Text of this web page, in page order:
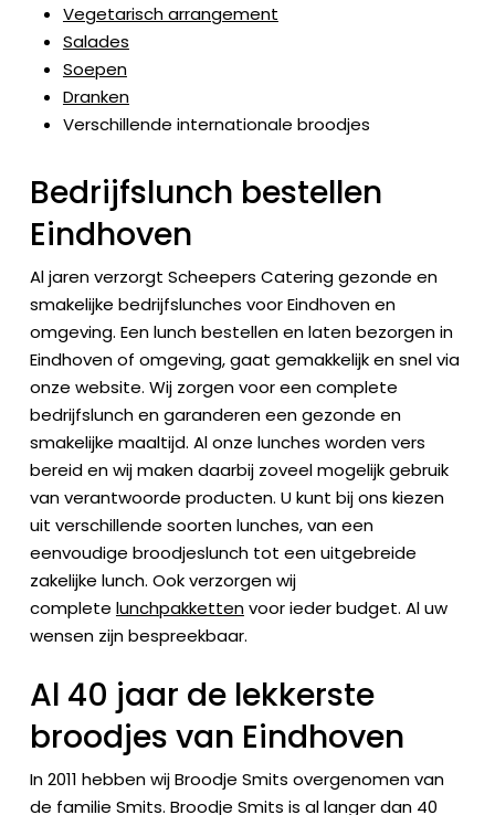
Vegetarisch arrangement
Salades
Soepen
Dranken
Verschillende internationale broodjes
Bedrijfslunch bestellen
Eindhoven
Al jaren verzorgt Scheepers Catering gezonde en
smakelijke bedrijfslunches voor Eindhoven en
omgeving. Een lunch bestellen en laten bezorgen in
Eindhoven of omgeving, gaat gemakkelijk en snel via
onze website. Wij zorgen voor een complete
bedrijfslunch en garanderen een gezonde en
smakelijke maaltijd. Al onze lunches worden vers
bereid en wij maken daarbij zoveel mogelijk gebruik
van verantwoorde producten. U kunt bij ons kiezen
uit verschillende soorten lunches, van een
eenvoudige broodjeslunch tot een uitgebreide
zakelijke lunch. Ook verzorgen wij
complete lunchpakkettenvoor ieder budget. Al uw
wensen zijn bespreekbaar.
Al 40 jaar de lekkerste
broodjes van Eindhoven
In 2011 hebben wij Broodje Smits overgenomen van
de familie Smits. Broodje Smits is al langer dan 40